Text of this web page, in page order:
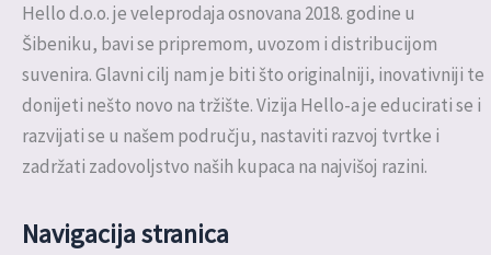
Hello d.o.o. je veleprodaja osnovana 2018. godine u
Šibeniku, bavi se pripremom, uvozom i distribucijom
suvenira. Glavni cilj nam je biti što originalniji, inovativniji te
donijeti nešto novo na tržište. Vizija Hello-a je educirati se i
razvijati se u našem području, nastaviti razvoj tvrtke i
zadržati zadovoljstvo naših kupaca na najvišoj razini.
Navigacija stranica